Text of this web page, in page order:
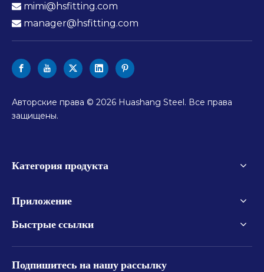
 mimi@hsfitting.com
 manager@hsfitting.com
Авторские права © 2026 Huashang Steel. Все права
защищены.
Категория продукта
Приложение
Быстрые ссылки
Подпишитесь на нашу рассылку